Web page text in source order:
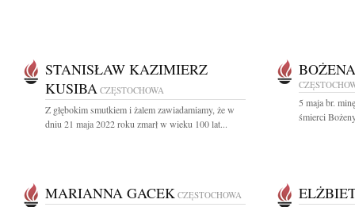
STANISŁAW KAZIMIERZ
KUSIBA CZĘSTOCHOWA
Z głębokim smutkiem i żalem zawiadamiamy, że w
dniu 21 maja 2022 roku zmarł w wieku 100 lat...
5 maja br.
śmierci
MARIANNA GACEK CZĘSTOCHOWA